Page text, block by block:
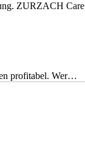
ZURZACH
profitabel. Wer…